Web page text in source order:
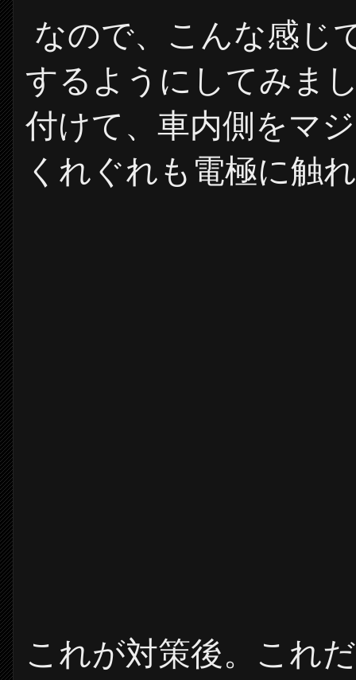
なので、こんな感じ
するようにしてみま
付けて、車内側をマ
くれぐれも電極に触
これが対策後。これ